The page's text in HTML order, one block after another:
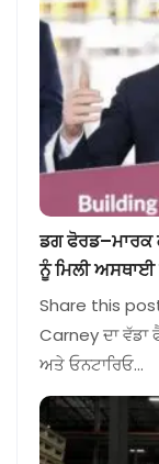
ਡਗ ਫੋਰਡ–ਮਾਰਕ
ਨੂੰ ਮਿਲੀ ਅਸਥਾਈ
Share this
Carney ਦਾ ਵੱਡਾ
ਅਤੇ ਓਨਟਾਰਿਓ…